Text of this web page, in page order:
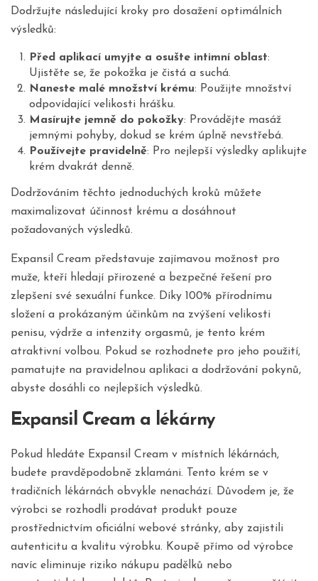
Dodržujte následující kroky pro dosažení optimálních
výsledků:
Před aplikací umyjte a osušte intimní oblast:
Ujistěte se, že pokožka je čistá a suchá.
Naneste malé množství krému: Použijte množství
odpovídající velikosti hrášku.
Masírujte jemně do pokožky: Provádějte masáž
jemnými pohyby, dokud se krém úplně nevstřebá.
Používejte pravidelně: Pro nejlepší výsledky aplikujte
krém dvakrát denně.
Dodržováním těchto jednoduchých kroků můžete
maximalizovat účinnost krému a dosáhnout
požadovaných výsledků.
Expansil Cream představuje zajímavou možnost pro
muže, kteří hledají přirozené a bezpečné řešení pro
zlepšení své sexuální funkce. Díky 100% přírodnímu
složení a prokázaným účinkům na zvýšení velikosti
penisu, výdrže a intenzity orgasmů, je tento krém
atraktivní volbou. Pokud se rozhodnete pro jeho použití,
pamatujte na pravidelnou aplikaci a dodržování pokynů,
abyste dosáhli co nejlepších výsledků.
Expansil Cream a lékárny
Pokud hledáte Expansil Cream v místních lékárnách,
budete pravděpodobně zklamáni. Tento krém se v
tradičních lékárnách obvykle nenachází. Důvodem je, že
výrobci se rozhodli prodávat produkt pouze
prostřednictvím oficiální webové stránky, aby zajistili
autenticitu a kvalitu výrobku. Koupě přímo od výrobce
navíc eliminuje riziko nákupu padělků nebo